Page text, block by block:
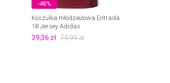
-48%
Koszulka młodzieżowa Entrada
18 Jersey Adidas
39,36 zł 74,99zł